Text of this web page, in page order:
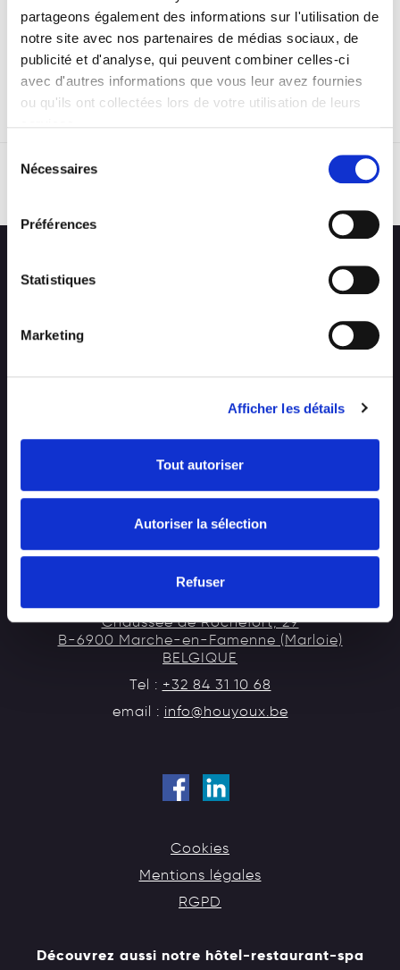
partageons également des informations sur l'utilisation de
notre site avec nos partenaires de médias sociaux, de
publicité et d'analyse, qui peuvent combiner celles-ci
avec d'autres informations que vous leur avez fournies
ou qu'ils ont collectées lors de votre utilisation de leurs
Nécessaires
Préférences
Statistiques
Marketing
Afficher les détails
Tout autoriser
Autoriser la sélection
Refuser
CONTACT
EMPLOI
HOUYOUX CONSTRUCTIONS
Entreprise générale de construction
Chaussée de Rochefort, 29
B-6900 Marche-en-Famenne (Marloie)
BELGIQUE
Tel : +32 84 31 10 68
email : info@houyoux.be
Cookies
Mentions légales
RGPD
Découvrez aussi notre hôtel-restaurant-spa